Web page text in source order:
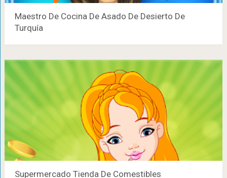
Maestro De Cocina De Asado De Desierto De
Turquía
Supermercado Tienda De Comestibles